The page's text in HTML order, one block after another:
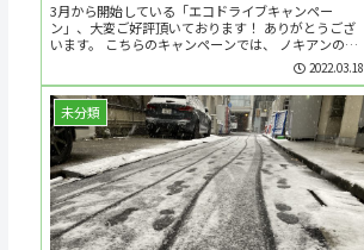
3月から開始している「エコドライブキャンペー
ン」、大変ご好評頂いております！ ありがとうござ
います。 こちらのキャンペーンでは、 ノキアンのサ
マータイヤorオールシーズンタイヤを1台分ご購入頂
いたユーザー様に デジタルエアゲージとホワイトマ...
2022.03.18
未分類